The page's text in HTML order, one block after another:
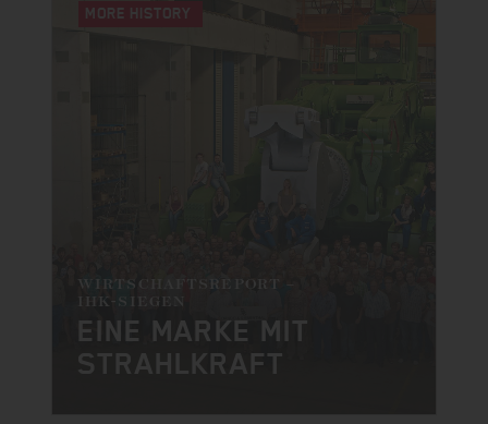
MORE UPDATES
MORE HISTORY
WIRTSCHAFTSREPORT –
IHK-SIEGEN
EINE MARKE MIT
STRAHLKRAFT